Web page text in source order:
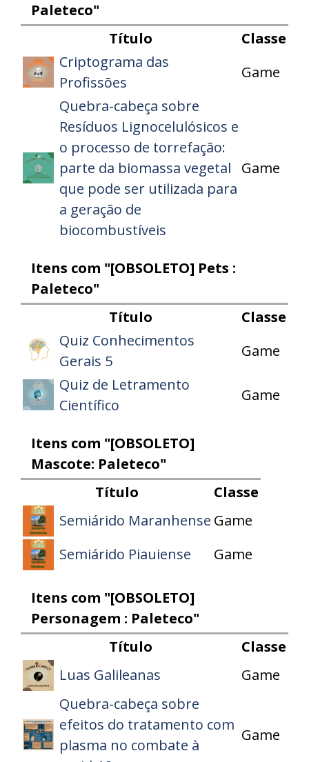
Paleteco"
Título
Classe
Criptograma das
Profissões
Game
Quebra-cabeça sobre
Resíduos Lignocelulósicos e
o processo de torrefação:
parte da biomassa vegetal
que pode ser utilizada para
a geração de
biocombustíveis
Game
Itens com "[OBSOLETO] Pets :
Paleteco"
Título
Classe
Quiz Conhecimentos
Gerais 5
Game
Quiz de Letramento
Científico
Game
Itens com "[OBSOLETO]
Mascote: Paleteco"
Título
Classe
Semiárido Maranhense Game
Semiárido Piauiense
Game
Itens com "[OBSOLETO]
Personagem : Paleteco"
Título
Classe
Luas Galileanas
Game
Quebra-cabeça sobre
efeitos do tratamento com
plasma no combate à
Game